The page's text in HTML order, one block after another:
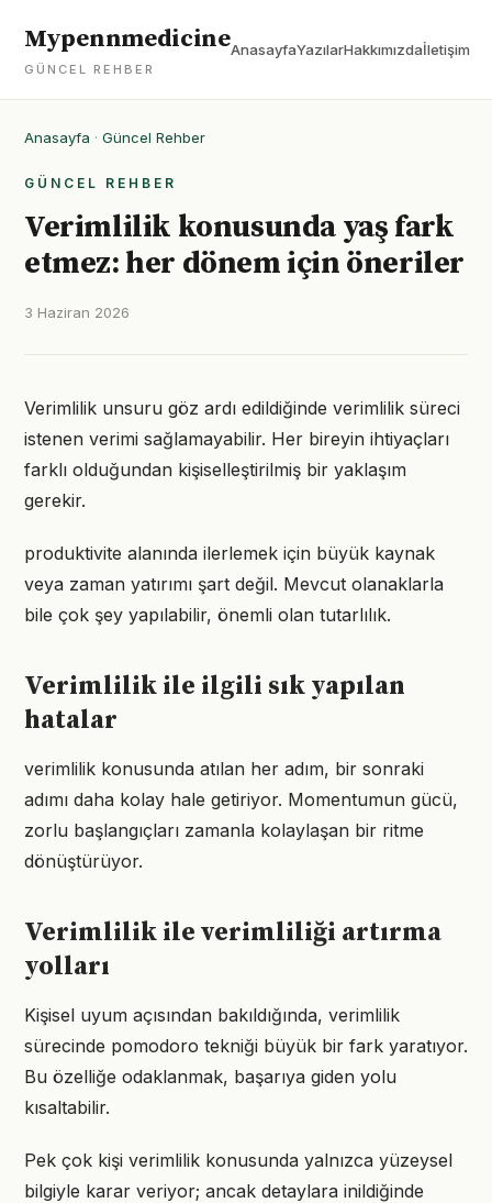
Mypennmedicine
GÜNCEL REHBER
AnasayfaYazılarHakkımızdaİletişim
Anasayfa · Güncel Rehber
GÜNCEL REHBER
Verimlilik konusunda yaş fark
etmez: her dönem için öneriler
3 Haziran 2026
Verimlilik unsuru göz ardı edildiğinde verimlilik süreci
istenen verimi sağlamayabilir. Her bireyin ihtiyaçları
farklı olduğundan kişiselleştirilmiş bir yaklaşım
gerekir.
produktivite alanında ilerlemek için büyük kaynak
veya zaman yatırımı şart değil. Mevcut olanaklarla
bile çok şey yapılabilir, önemli olan tutarlılık.
Verimlilik ile ilgili sık yapılan
hatalar
verimlilik konusunda atılan her adım, bir sonraki
adımı daha kolay hale getiriyor. Momentumun gücü,
zorlu başlangıçları zamanla kolaylaşan bir ritme
dönüştürüyor.
Verimlilik ile verimliliği artırma
yolları
Kişisel uyum açısından bakıldığında, verimlilik
sürecinde pomodoro tekniği büyük bir fark yaratıyor.
Bu özelliğe odaklanmak, başarıya giden yolu
kısaltabilir.
Pek çok kişi verimlilik konusunda yalnızca yüzeysel
bilgiyle karar veriyor; ancak detaylara inildiğinde